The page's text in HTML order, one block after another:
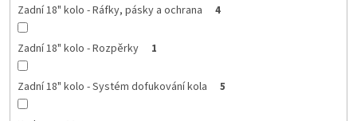
Zadní 18" kolo - Ráfky, pásky a ochrana 4
Zadní 18" kolo - Rozpěrky 1
Zadní 18" kolo - Systém dofukování kola 5